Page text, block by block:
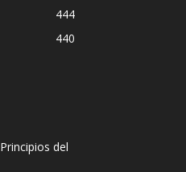
444
440
Principios del